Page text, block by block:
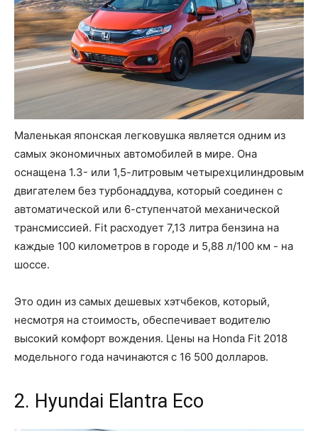
Маленькая японская легковушка является одним из
самых экономичных автомобилей в мире. Она
оснащена 1.3- или 1,5-литровым четырехцилиндровым
двигателем без турбонаддува, который соединен с
автоматической или 6-ступенчатой механической ​​
трансмиссией. Fit расходует 7,13 литра бензина на
каждые 100 километров в городе и 5,88 л/100 км - на
шоссе.
Это один из самых дешевых хэтчбеков, который,
несмотря на стоимость, обеспечивает водителю
высокий комфорт вождения. Цены на Honda Fit 2018
модельного года начинаются с 16 500 долларов.
2. Hyundai Elantra Eco